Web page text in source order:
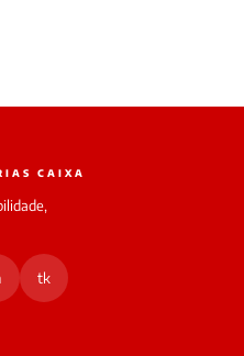
CAIXA
tk